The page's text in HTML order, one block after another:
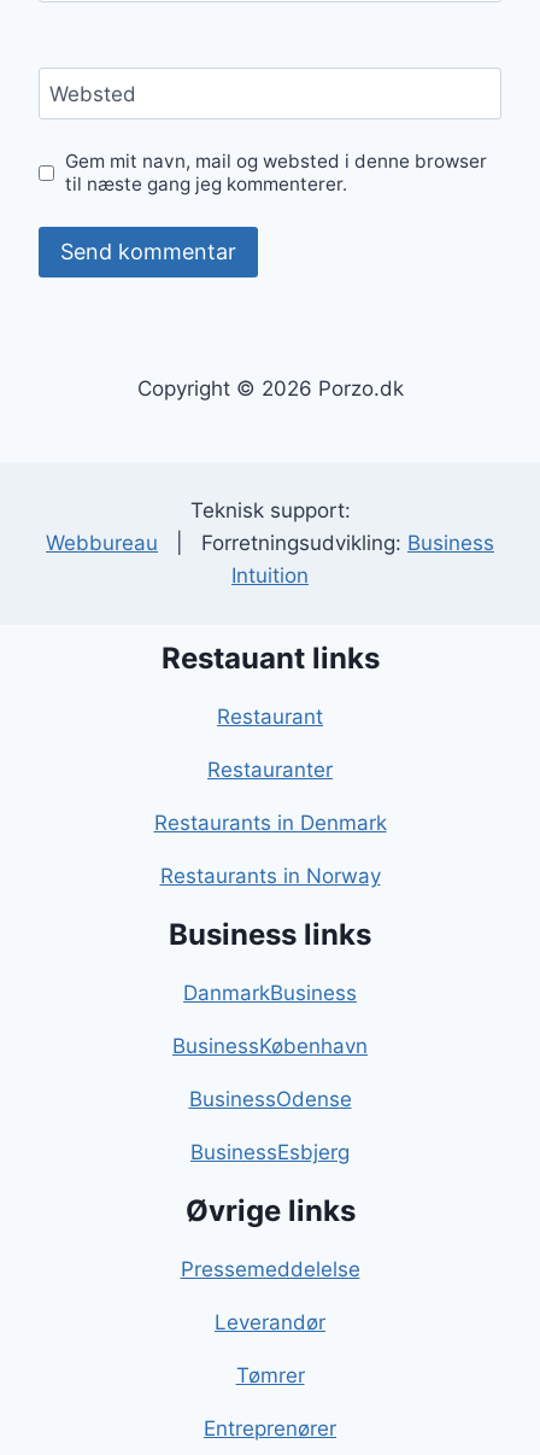
Websted
Gem mit navn, mail og websted i denne browser
til næste gang jeg kommenterer.
Copyright © 2026 Porzo.dk
Teknisk support:
Webbureau | Forretningsudvikling: Business
Intuition
Restauant links
Restaurant
Restauranter
Restaurants in Denmark
Restaurants in Norway
Business links
DanmarkBusiness
BusinessKøbenhavn
BusinessOdense
BusinessEsbjerg
Øvrige links
Pressemeddelelse
Leverandør
Tømrer
Entreprenører